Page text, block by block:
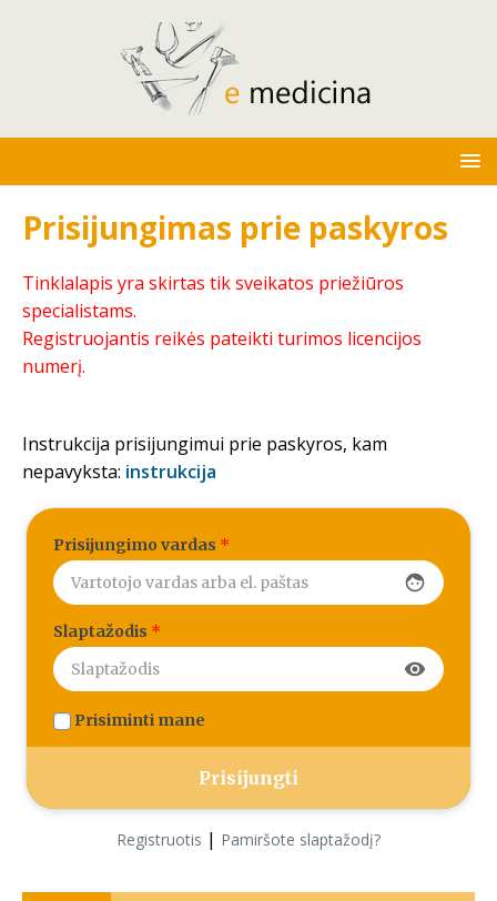
Prisijungimas prie paskyros
Tinklalapis yra skirtas tik sveikatos priežiūros
specialistams.
Registruojantis reikės pateikti turimos licencijos
numerį.
Instrukcija prisijungimui prie paskyros, kam
nepavyksta: instrukcija
Prisijungimo vardas *
face
Slaptažodis *
visibility
Prisiminti mane
Registruotis | Pamiršote slaptažodį?